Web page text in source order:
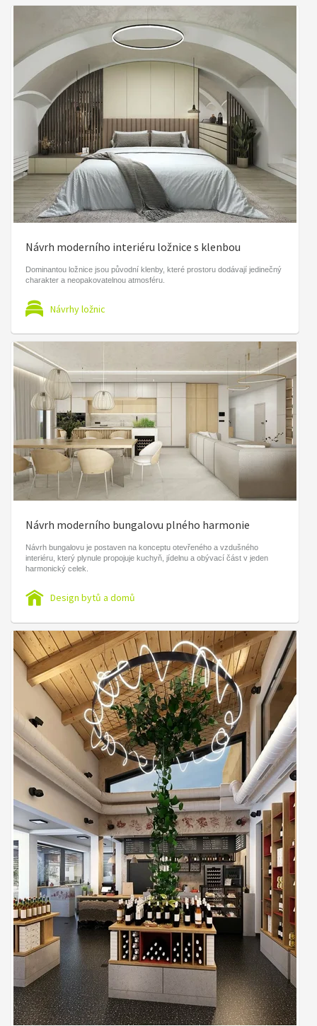
Návrh moderního interiéru ložnice s klenbou
Dominantou ložnice jsou původní klenby, které prostoru dodávají jedinečný
charakter a neopakovatelnou atmosféru.
Návrhy ložnic
Návrh moderního bungalovu plného harmonie
Návrh bungalovu je postaven na konceptu otevřeného a vzdušného
interiéru, který plynule propojuje kuchyň, jídelnu a obývací část v jeden
harmonický celek.
Design bytů a domů